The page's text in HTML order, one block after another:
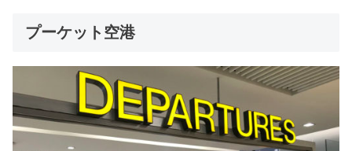
プーケット空港